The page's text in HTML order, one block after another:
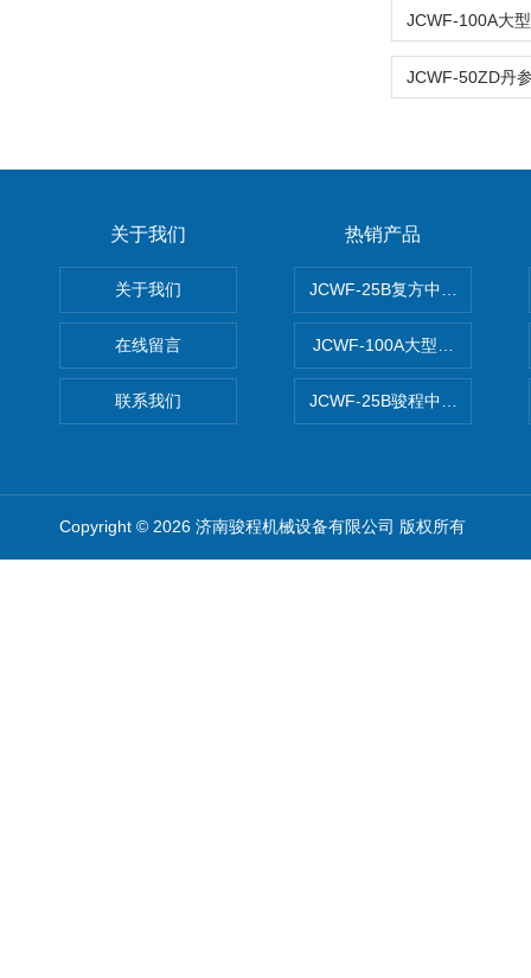
关于我们
关于我们
在线留言
联系我们
热销产品
JCWF-25B复方中药材超微粉
JCWF-100A大型中药材超微
JCWF-25B骏程中草药超细粉
Copyright © 2026 济南骏程机械设备有限公司 版权所有